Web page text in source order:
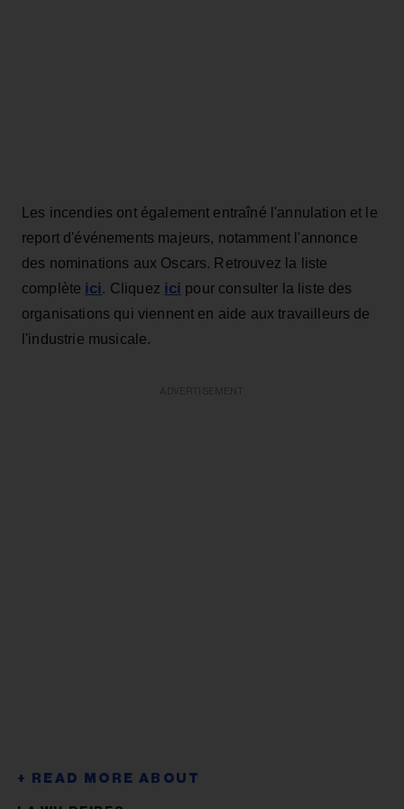
Les incendies ont également entraîné l'annulation et le
report d'événements majeurs, notamment l'annonce
des nominations aux Oscars. Retrouvez la liste
complète ici. Cliquez ici pour consulter la liste des
organisations qui viennent en aide aux travailleurs de
l'industrie musicale.